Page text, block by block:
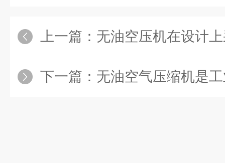
上一篇： 无油空压机在设计上采
下一篇： 无油空气压缩机是工业和